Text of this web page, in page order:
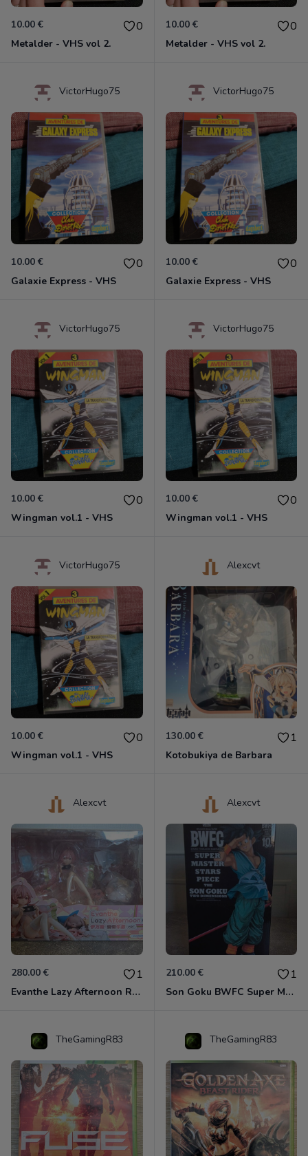
10.00 € 0
Metalder - VHS vol 2.
10.00 € 0
Metalder - VHS vol 2.
VictorHugo75
10.00 € 0
Galaxie Express - VHS
VictorHugo75
10.00 € 0
Galaxie Express - VHS
VictorHugo75
10.00 € 0
Wingman vol.1 - VHS
VictorHugo75
10.00 € 0
Wingman vol.1 - VHS
VictorHugo75
10.00 € 0
Wingman vol.1 - VHS
Alexcvt
130.00 € 1
Kotobukiya de Barbara
Alexcvt
280.00 € 1
Evanthe Lazy Afternoon Red Pride of Eden
Alexcvt
210.00 € 1
Son Goku BWFC Super Master Stars
TheGamingR83 TheGamingR83